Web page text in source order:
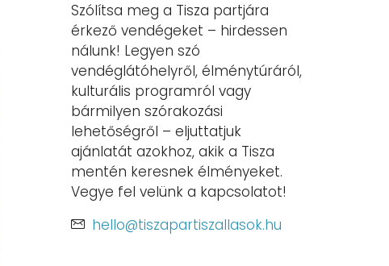
Szólítsa meg a Tisza partjára
érkező vendégeket – hirdessen
nálunk! Legyen szó
vendéglátóhelyről, élménytúráról,
kulturális programról vagy
bármilyen szórakozási
lehetőségről – eljuttatjuk
ajánlatát azokhoz, akik a Tisza
mentén keresnek élményeket.
Vegye fel velünk a kapcsolatot!
hello@tiszapartiszallasok.hu